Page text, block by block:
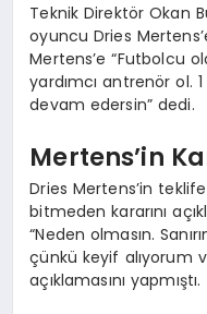
Teknik Direktör Okan
oyuncu Dries
Mertens’e “Futbolcu
yardımcı antrenör ol.
devam edersin” dedi.
Mertens’in
Dries Mertens’in
bitmeden kararını
“Neden olmasın.
çünkü keyif alıyorum
açıklamasını yapmıştı.